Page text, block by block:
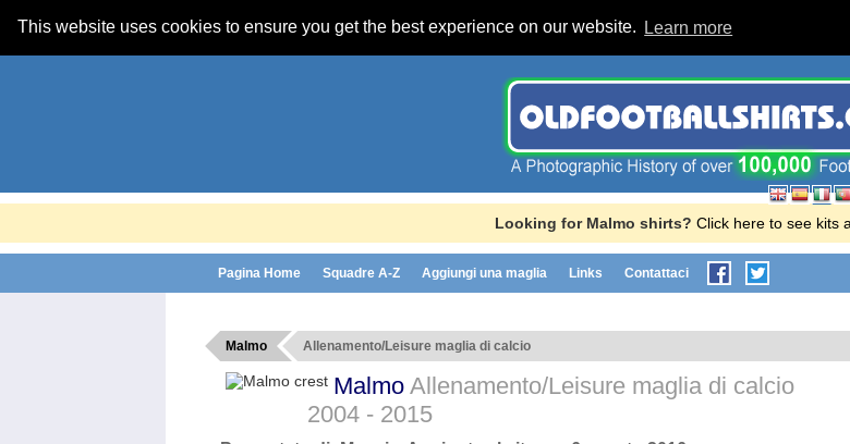
This website uses cookies to ensure you get the best experience on our website. Learn more
Looking for Malmo shirts? Click here to see kits
Pagina Home Squadre A-Z Aggiungi una maglia Links Contattaci
Malmo Allenamento/Leisure maglia di calcio
Malmo Allenamento/Leisure maglia di calcio
2004 - 2015